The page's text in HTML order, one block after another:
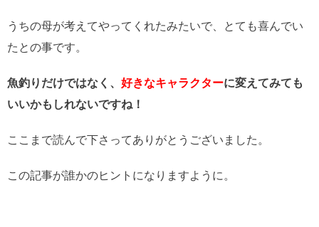
うちの母が考えてやってくれたみたいで、とても喜んでい
たとの事です。
魚釣りだけではなく、 好きなキャラクターに変えてみても
いいかもしれないですね！
ここまで読んで下さってありがとうございました。
この記事が誰かのヒントになりますように。